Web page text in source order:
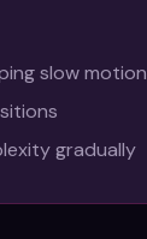
slow motion
gradually